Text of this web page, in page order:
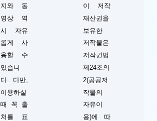
지와 동
영상 역
시 자유
롭게 사
용할 수
있습니
다. 다만,
이용하실
때 꼭 출
처를 표
이 저작
재산권을
보유한
저작물은
저작권법
제24조의
2(공공저
작물의
자유이
용)에 따